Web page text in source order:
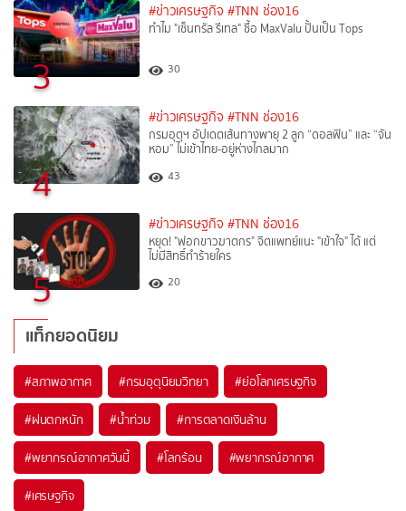
3
#ข่าวเศรษฐกิจ #TNN ช่อง16
ทำไม "เซ็นทรัล รีเทล" ซื้อ MaxValu ปั้นเป็น Tops
30
4
#ข่าวเศรษฐกิจ #TNN ช่อง16
กรมอุตุฯ อัปเดตเส้นทางพายุ 2 ลูก “ดอลฟิน” และ “จัน
หอม” ไม่เข้าไทย-อยู่ห่างไกลมาก
43
5
#ข่าวเศรษฐกิจ #TNN ช่อง16
หยุด! "ฟอกขาวฆาตกร" จิตแพทย์แนะ "เข้าใจ" ได้ แต่
ไม่มีสิทธิ์ทำร้ายใคร
20
แท็กยอดนิยม
#สภาพอากาศ #กรมอุตุนิยมวิทยา #ย่อโลกเศรษฐกิจ
#ฝนตกหนัก #น้ำท่วม #การตลาดเงินล้าน
#พยากรณ์อากาศวันนี้ #โลกร้อน #พยากรณ์อากาศ
#เศรษฐกิจ